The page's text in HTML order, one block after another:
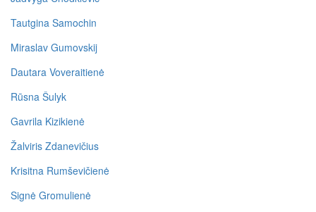
Tautgina Samochin
Miraslav Gumovskij
Dautara Voveraitienė
Rūsna Šulyk
Gavrila Kizikienė
Žalviris Zdanevičius
Krisitna Rumševičienė
Signė Gromulienė